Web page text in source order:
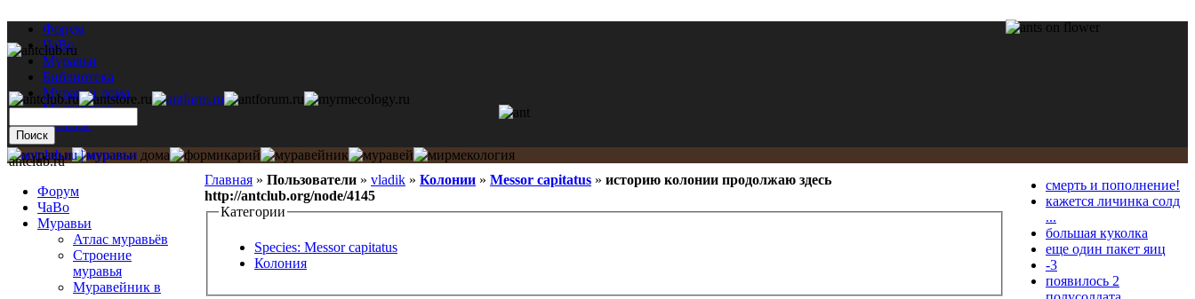
Форум
ЧаВо
Муравьи
Библиотека
Муравьи дома
Мастерская
Каталог
Главная » Пользователи » vladik » Колонии » Messor capitatus » историю колонии продолжаю здесь
http://antclub.org/node/4145
Категории
Species: Messor capitatus
Колония
antclub.ru
Форум
ЧаВо
Муравьи
Атлас муравьёв
Строение
муравья
Муравейник в
смерть и пополнение!
кажется личинка солд
...
большая куколка
еще один пакет яиц
-3
появилось 2